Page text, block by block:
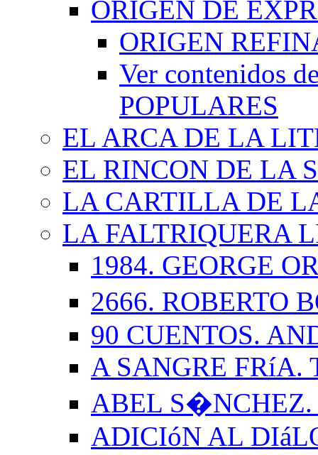
ORIGEN DE
ORIGEN
Ver contenidos
POPULARES
EL ARCA DE LA
EL RINCON DE LA
LA CARTILLA DE
LA FALTRIQUERA
1984. GEORGE
2666. ROBERTO
90 CUENTOS.
A SANGRE FRíA.
ABEL
ADICIóN AL